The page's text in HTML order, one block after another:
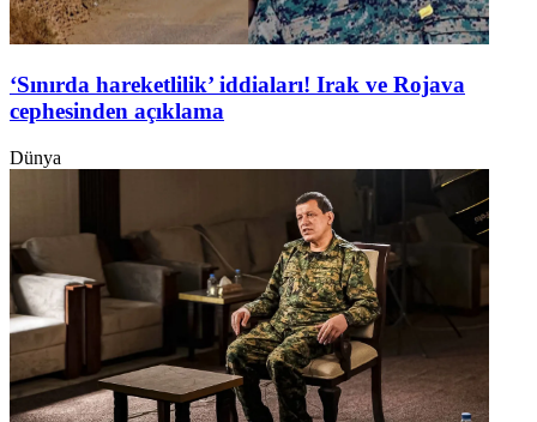
‘Sınırda hareketlilik’ iddiaları! Irak ve Rojava
cephesinden açıklama
Dünya